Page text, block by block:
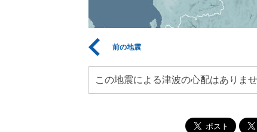
前の地震
この地震による津波の心配はありませ